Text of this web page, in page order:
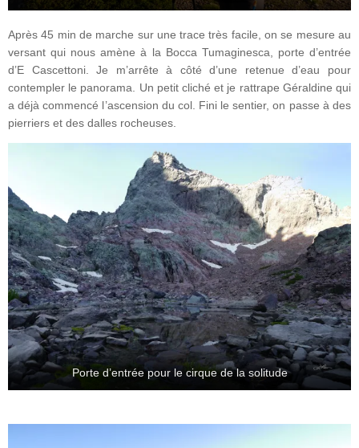
Après 45 min de marche sur une trace très facile, on se mesure au
versant qui nous amène à la Bocca Tumaginesca, porte d’entrée
d’E Cascettoni. Je m’arrête à côté d’une retenue d’eau pour
contempler le panorama. Un petit cliché et je rattrape Géraldine qui
a déjà commencé l’ascension du col. Fini le sentier, on passe à des
pierriers et des dalles rocheuses.
Porte d’entrée pour le cirque de la solitude